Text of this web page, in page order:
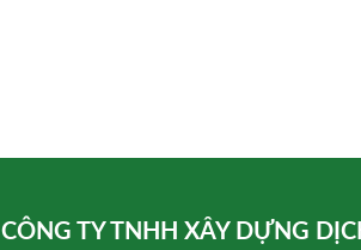
CÔNG TY TNHH XÂY DỰNG